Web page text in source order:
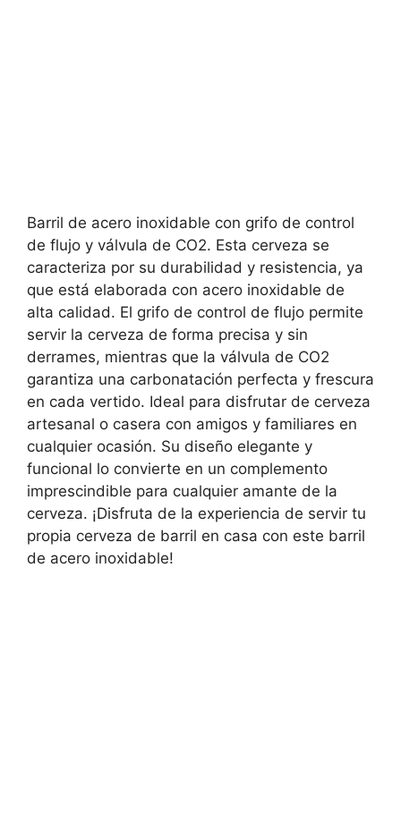
Barril de acero inoxidable con grifo de control
de flujo y válvula de CO2. Esta cerveza se
caracteriza por su durabilidad y resistencia, ya
que está elaborada con acero inoxidable de
alta calidad. El grifo de control de flujo permite
servir la cerveza de forma precisa y sin
derrames, mientras que la válvula de CO2
garantiza una carbonatación perfecta y frescura
en cada vertido. Ideal para disfrutar de cerveza
artesanal o casera con amigos y familiares en
cualquier ocasión. Su diseño elegante y
funcional lo convierte en un complemento
imprescindible para cualquier amante de la
cerveza. ¡Disfruta de la experiencia de servir tu
propia cerveza de barril en casa con este barril
de acero inoxidable!